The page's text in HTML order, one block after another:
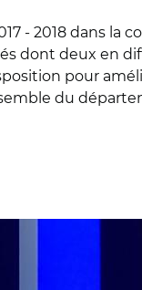
- 2018 dans la
dont deux en
pour
du